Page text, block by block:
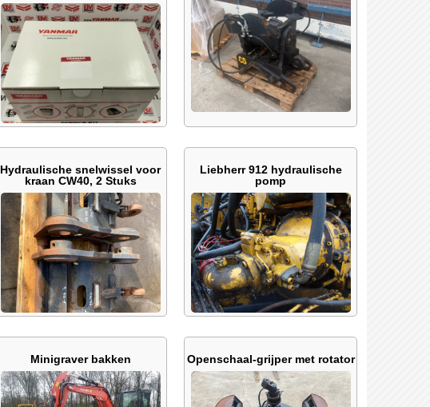
Hydraulische snelwissel voor
kraan CW40, 2 Stuks
Liebherr 912 hydraulische
pomp
Minigraver bakken Openschaal-grijper met rotator